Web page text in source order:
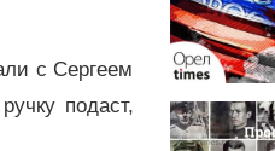
с Сергеем
подаст,